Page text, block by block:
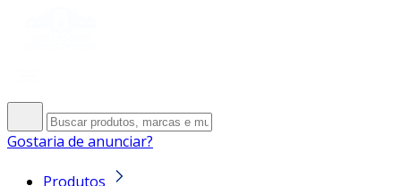
Gostaria de anunciar?
Produtos